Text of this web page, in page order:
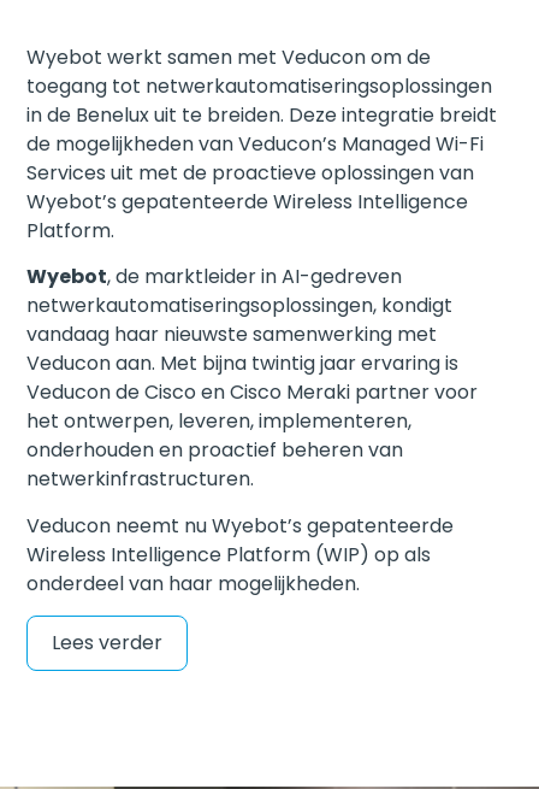
Wyebot werkt samen met Veducon om de
toegang tot netwerkautomatiseringsoplossingen
in de Benelux uit te breiden. Deze integratie breidt
de mogelijkheden van Veducon’s Managed Wi-Fi
Services uit met de proactieve oplossingen van
Wyebot’s gepatenteerde Wireless Intelligence
Platform.
Wyebot, de marktleider in AI-gedreven
netwerkautomatiseringsoplossingen, kondigt
vandaag haar nieuwste samenwerking met
Veducon aan. Met bijna twintig jaar ervaring is
Veducon de Cisco en Cisco Meraki partner voor
het ontwerpen, leveren, implementeren,
onderhouden en proactief beheren van
netwerkinfrastructuren.
Veducon neemt nu Wyebot’s gepatenteerde
Wireless Intelligence Platform (WIP) op als
onderdeel van haar mogelijkheden.
Lees verder